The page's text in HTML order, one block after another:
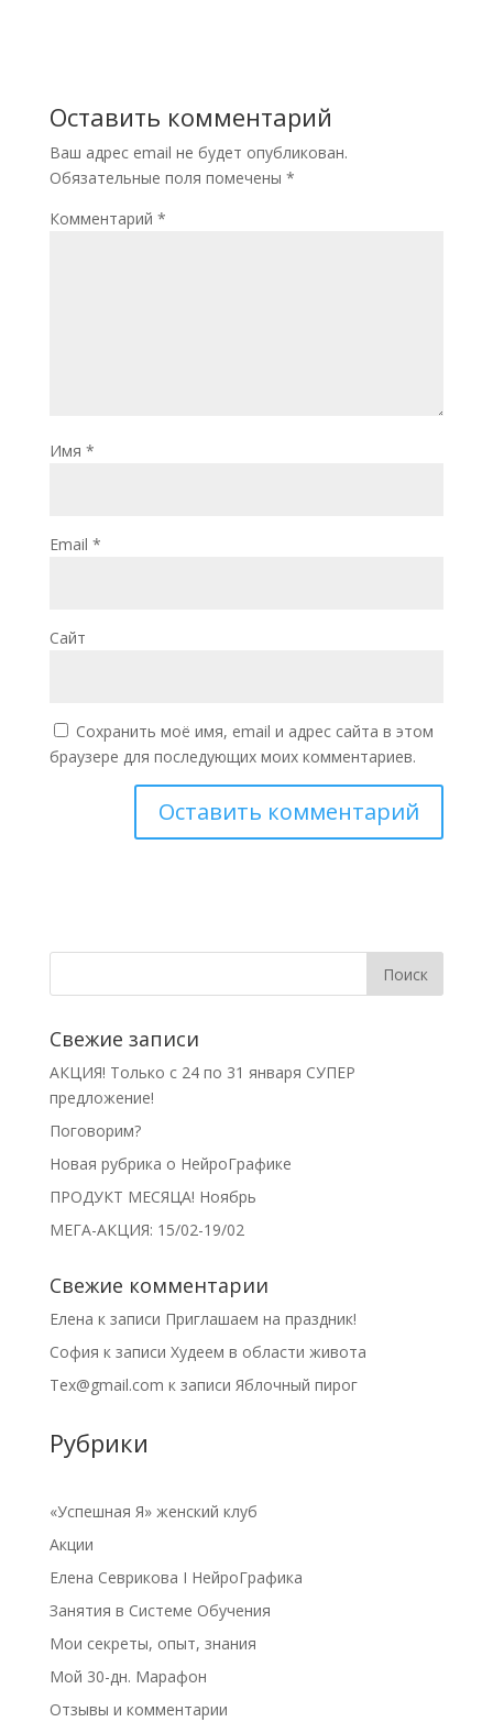
Оставить комментарий
Ваш адрес email не будет опубликован.
Обязательные поля помечены *
Комментарий *
Имя *
Email *
Сайт
Сохранить моё имя, email и адрес сайта в этом
браузере для последующих моих комментариев.
Свежие записи
АКЦИЯ! Только с 24 по 31 января СУПЕР
предложение!
Поговорим?
Новая рубрика о НейроГрафике
ПРОДУКТ МЕСЯЦА! Ноябрь
МЕГА-АКЦИЯ: 15/02-19/02
Свежие комментарии
Елена к записи Приглашаем на праздник!
София к записи Худеем в области живота
Tex@gmail.com к записи Яблочный пирог
Рубрики
«Успешная Я» женский клуб
Акции
Елена Севрикова I НейроГрафика
Занятия в Системе Обучения
Мои секреты, опыт, знания
Мой 30-дн. Марафон
Отзывы и комментарии